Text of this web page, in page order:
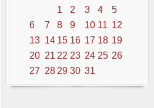
1
2 3 4
5
6
7 8 9 10 11 12
13 14 15 16 17 18 19
20 21 22 23 24 25 26
27 28 29 30 31